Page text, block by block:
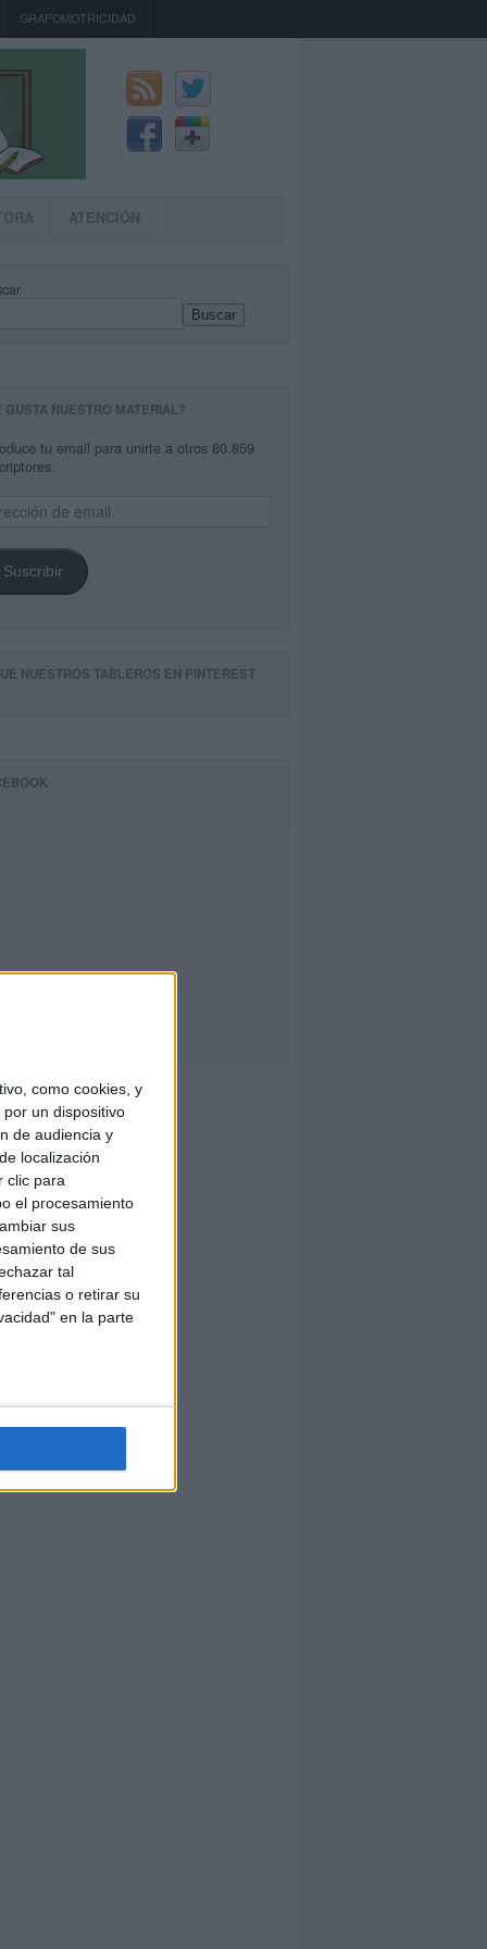
como cookies, y
un dispositivo
de audiencia y
localización
clic para
el procesamiento
sus
de sus
tal
o retirar su
en la parte
GRAFOMOTRICIDAD
ATENCIÓN
Buscar
GUSTA NUESTRO MATERIAL?
tu email para unirte a otros 80.859
Suscribir
NUESTROS TABLEROS EN PINTEREST